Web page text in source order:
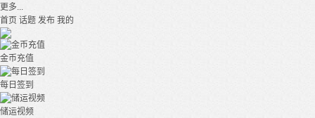
更多...
首页 话题 发布 我的
金币充值
每日签到
储运视频